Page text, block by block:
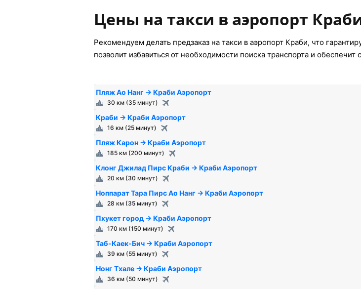
Цены на такси в аэропорт
Рекомендуем делать предзаказ на такси в аэропорт Краби, что
позволит избавиться от необходимости поиска транспорта и
Пляж Ао Нанг → Краби Аэропорт
30 км (35 минут)
Краби → Краби Аэропорт
16 км (25 минут)
Пляж Карон → Краби Аэропорт
185 км (200 минут)
Клонг Джилад Пирс Краби → Краби Аэропорт
20 км (30 минут)
Ноппарат Тара Пирс Ао Hанг → Краби Аэропорт
28 км (35 минут)
Пхукет город → Краби Аэропорт
170 км (150 минут)
Таб-Каек-Бич → Краби Аэропорт
39 км (55 минут)
Нонг Тхале → Краби Аэропорт
36 км (50 минут)